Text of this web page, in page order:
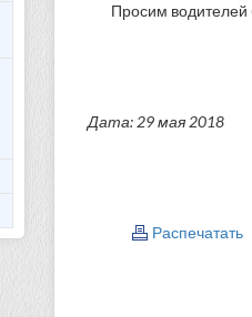
Просим водителей
Дата: 29 мая 2018
Распечатать